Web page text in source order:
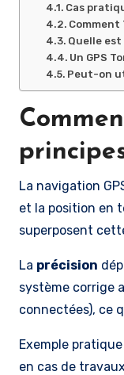
Cas
Quelle
Un GPS
Peut-on
La navigation
et la position en
superposent
La précision
système corrige
connectées), ce
Exemple
en cas de